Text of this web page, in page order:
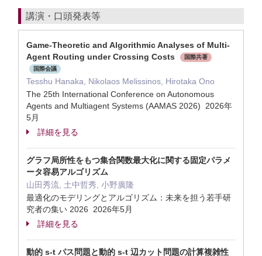
講演・口頭発表等
Game-Theoretic and Algorithmic Analyses of Multi-
Agent Routing under Crossing Costs
国際共著
国際会議
Tesshu Hanaka, Nikolaos Melissinos, Hirotaka Ono
The 25th International Conference on Autonomous
Agents and Multiagent Systems (AAMAS 2026) 2026年
5月
詳細を見る
グラフ局所性をもつ集合関数最大化に関する固定パラメ
ータ容易アルゴリズム
山田秀流, 土中哲秀, 小野廣隆
最適化のモデリングとアルゴリズム：未来を担う若手研
究者の集い 2026 2026年5月
詳細を見る
動的 s-t パス問題と動的 s-t 辺カット問題の計算複雑性